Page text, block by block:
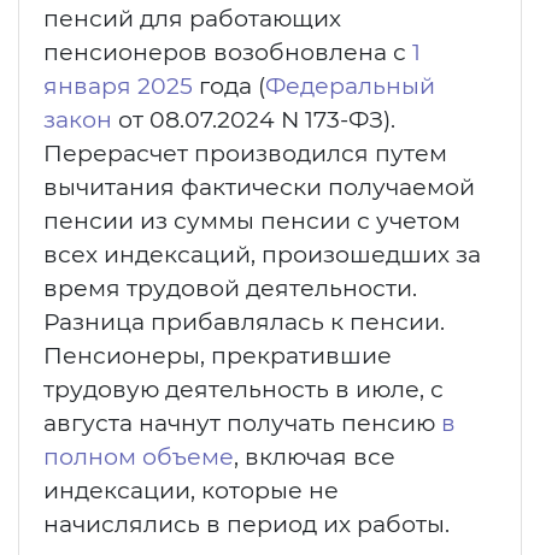
пенсий для работающих
пенсионеров возобновлена с 1
января 2025 года (Федеральный
закон от 08.07.2024 N 173-ФЗ).
Перерасчет производился путем
вычитания фактически получаемой
пенсии из суммы пенсии с учетом
всех индексаций, произошедших за
время трудовой деятельности.
Разница прибавлялась к пенсии.
Пенсионеры, прекратившие
трудовую деятельность в июле, с
августа начнут получать пенсию в
полном объеме, включая все
индексации, которые не
начислялись в период их работы.